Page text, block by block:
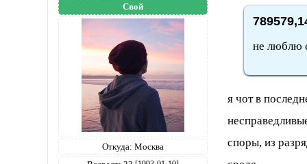
Свой
Откуда: Москва
не люблю
я чот в
споры, из